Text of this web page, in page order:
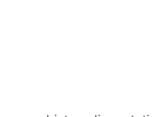
​App sowie
NRW oder kann